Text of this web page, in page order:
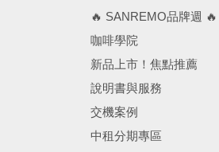
🔥 SANREMO品牌週 🔥
咖啡學院
新品上市！焦點推薦
說明書與服務
交機案例
中租分期專區